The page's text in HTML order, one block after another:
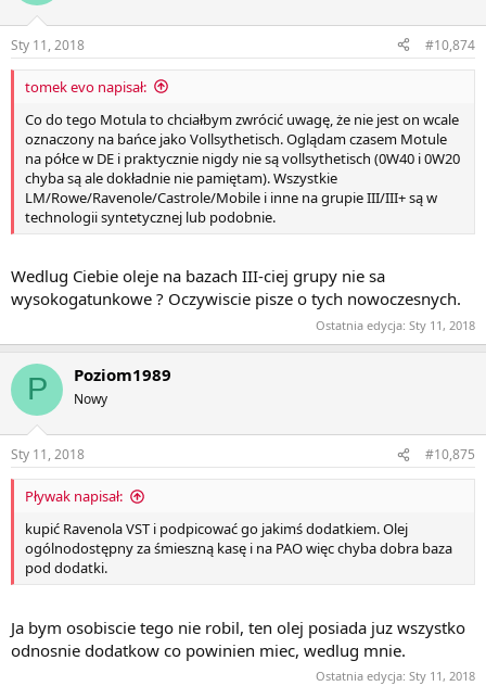
Sty 11, 2018 #10,874
tomek evo napisał:
Co do tego Motula to chciałbym zwrócić uwagę, że nie jest on wcale
oznaczony na bańce jako Vollsythetisch. Oglądam czasem Motule
na półce w DE i praktycznie nigdy nie są vollsythetisch (0W40 i 0W20
chyba są ale dokładnie nie pamiętam). Wszystkie
LM/Rowe/Ravenole/Castrole/Mobile i inne na grupie III/III+ są w
technologii syntetycznej lub podobnie.
Wedlug Ciebie oleje na bazach III-ciej grupy nie sa
wysokogatunkowe ? Oczywiscie pisze o tych nowoczesnych.
Ostatnia edycja: Sty 11, 2018
P Poziom1989
Nowy
Sty 11, 2018 #10,875
Pływak napisał:
kupić Ravenola VST i podpicować go jakimś dodatkiem. Olej
ogólnodostępny za śmieszną kasę i na PAO więc chyba dobra baza
pod dodatki.
Ja bym osobiscie tego nie robil, ten olej posiada juz wszystko
odnosnie dodatkow co powinien miec, wedlug mnie.
Ostatnia edycja: Sty 11, 2018